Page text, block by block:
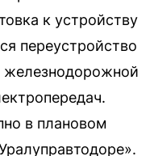
к устройству
переустройство
в плановом